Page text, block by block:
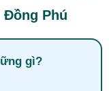
Đồng Phú
gì?